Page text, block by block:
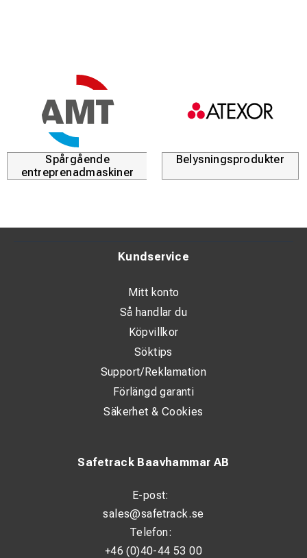
Spårgående
entreprenadmaskiner
Belysningsprodukter
Safetrack Baavhammar AB
E-post:
sales@safetrack.se
Telefon:
+46 (0)40-44 53 00
Kundservice
Mitt konto
Så handlar du
Köpvillkor
Söktips
Support/Reklamation
Förlängd garanti
Säkerhet & Cookies